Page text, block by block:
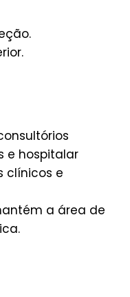
e hospitalar
clínicos e
a área de